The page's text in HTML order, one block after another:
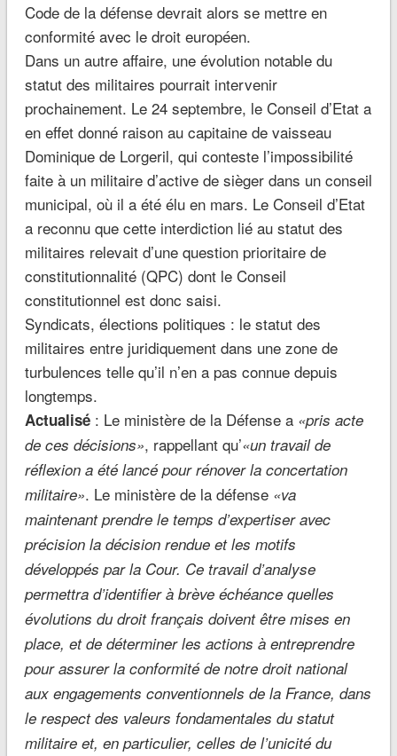
Code de la défense devrait alors se mettre en
conformité avec le droit européen.
Dans un autre affaire, une évolution notable du
statut des militaires pourrait intervenir
prochainement. Le 24 septembre, le Conseil d’Etat a
en effet donné raison au capitaine de vaisseau
Dominique de Lorgeril, qui conteste l’impossibilité
faite à un militaire d’active de sièger dans un conseil
municipal, où il a été élu en mars. Le Conseil d’Etat
a reconnu que cette interdiction lié au statut des
militaires relevait d’une question prioritaire de
constitutionnalité (QPC) dont le Conseil
constitutionnel est donc saisi.
Syndicats, élections politiques : le statut des
militaires entre juridiquement dans une zone de
turbulences telle qu’il n’en a pas connue depuis
longtemps.
Actualisé : Le ministère de la Défense a «pris acte
de ces décisions», rappellant qu’«un travail de
réflexion a été lancé pour rénover la concertation
militaire». Le ministère de la défense «va
maintenant prendre le temps d’expertiser avec
précision la décision rendue et les motifs
développés par la Cour. Ce travail d’analyse
permettra d’identifier à brève échéance quelles
évolutions du droit français doivent être mises en
place, et de déterminer les actions à entreprendre
pour assurer la conformité de notre droit national
aux engagements conventionnels de la France, dans
le respect des valeurs fondamentales du statut
militaire et, en particulier, celles de l’unicité du